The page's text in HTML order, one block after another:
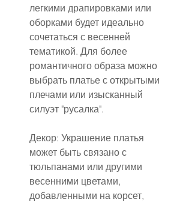
легкими драпировками или
оборками будет идеально
сочетаться с весенней
тематикой. Для более
романтичного образа можно
выбрать платье с открытыми
плечами или изысканный
силуэт "русалка".
Декор: Украшение платья
может быть связано с
тюльпанами или другими
весенними цветами,
добавленными на корсет,